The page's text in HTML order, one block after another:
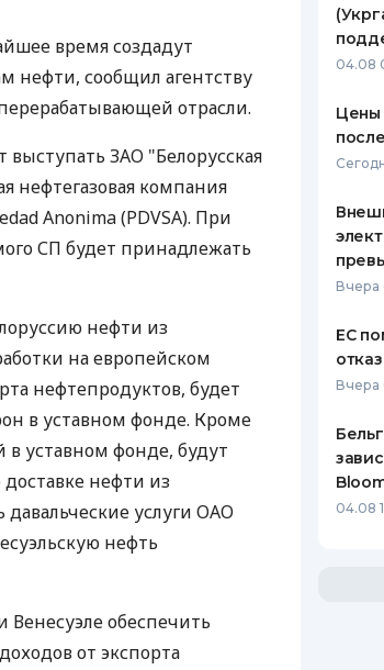
КЕШБЭКА
ПУТЕВОДИТЕЛИ ПО
БАНКОВСКИМ КАРТАМ
время создадут
нефти, сообщил агентству
отрасли.
ЗАО "Белорусская
нефтегазовая компания
Anonima (PDVSA). При
СП будет принадлежать
нефти из
на европейском
нефтепродуктов, будет
в уставном фонде. Кроме
в уставном фонде, будут
нефти из
услуги ОАО
нефть
Венесуэле обеспечить
от экспорта
04.08
Цены
Вчера
ЕС
Вчера
04.08